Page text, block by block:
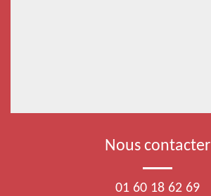
Nous contacter
01 60 18 62 69